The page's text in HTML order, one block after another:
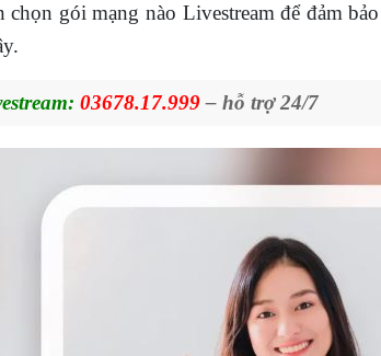
chọn gói mạng nào Livestream để đảm
03678.17.999– hỗ trợ 24/7